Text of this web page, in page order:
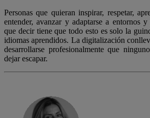
Personas que quieran inspirar, respetar,
entender, avanzar y adaptarse a entornos y
que decir tiene que todo esto es solo la
idiomas aprendidos. La digitalización
desarrollarse profesionalmente que
dejar escapar.